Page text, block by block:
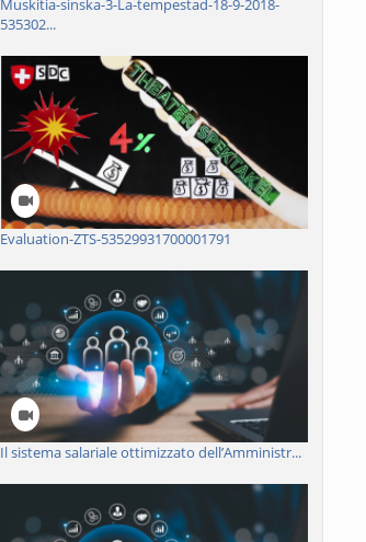
Muskitia-sinska-3-La-tempestad-18-9-2018-
535302...
Evaluation-ZTS-53529931700001791
Il sistema salariale ottimizzato dell’Amministr...